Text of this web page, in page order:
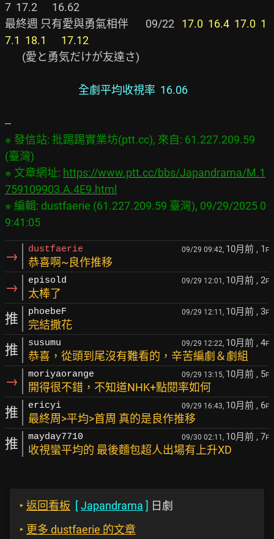
7  17.2      16.62
最終週 只有愛與勇氣相伴       09/22 17.0  16.4  17.0  1
7.1  18.1      17.12
全劇平均收視率  16.06
※ 發信站: 批踢踢實業坊(ptt.cc), 來自: 61.227.209.59
(臺灣)
※ 文章網址: https://www.ptt.cc/bbs/Japandrama/M.1
759109903.A.4E9.html
※ 編輯: dustfaerie (61.227.209.59 臺灣), 09/29/2025 0
→ dustfaerie 09/29 09:42, 10月前 , 1 F
恭喜啊~良作推移
→ episold 09/29 12:01, 10月前 , 2F
太棒了
推 phoebeF 09/29 12:11, 10月前 , 3F
完結撒花
推 susumu 09/29 12:22, 10月前 , 4F
恭喜，從頭到尾沒有難看的，辛苦編劇＆劇組
→ moriyaorange 09/29 13:15, 10月前 , 5F
開得很不錯，不知道NHK+點閱率如何
推 ericyi 09/29 16:43, 10月前 , 6F
最終周>平均>首周 真的是良作推移
推 mayday7710 09/30 02:11, 10月前 , 7F
收視蠻平均的 最後麵包超人出場有上升XD
‣ 返回看板 [Japandrama ] 日劇
‣ 更多 dustfaerie 的文章